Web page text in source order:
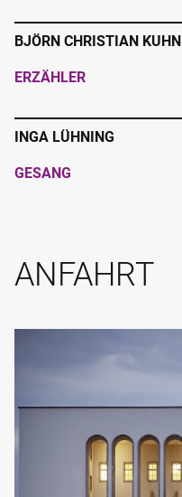
BJÖRN CHRISTIAN KUHN
ERZÄHLER
INGA LÜHNING
GESANG
ANFAHRT